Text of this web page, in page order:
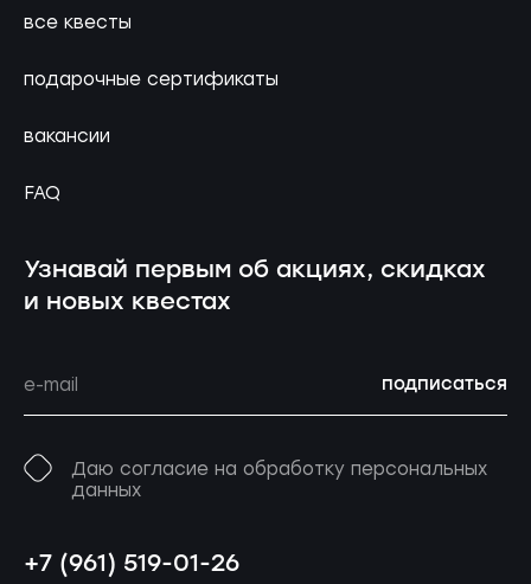
все квесты
подарочные сертификаты
вакансии
FAQ
Узнавай первым об акциях, скидках
и новых квестах
подписаться
Даю согласие на обработку персональных
данных
+7 (961) 519-01-26